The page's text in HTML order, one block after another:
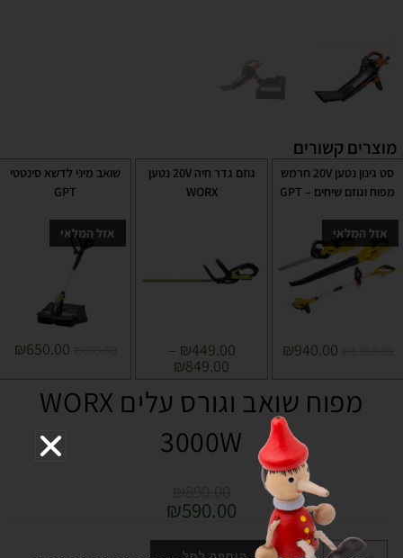
מוצרים קשורים
סט גינון נטען 20V חרמש
מפוח וגוזם שיחים – GPT
אזל המלאי
₪940.00
גוזם גדר חיה 20V נטען
WORX
₪449.00
–
₪849.00
שואב מיני לדשא סינטטי
GPT
אזל המלאי
₪650.00
מפוח שואב וגורס עלים WORX
3000W
₪590.00